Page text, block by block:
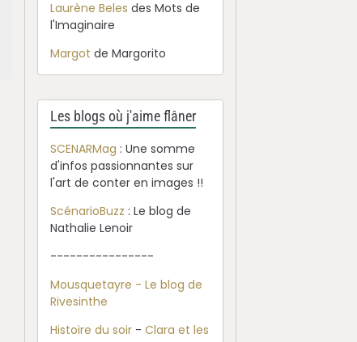
Laurène Beles des Mots de
l'Imaginaire
Margot de Margorito
Les blogs où j'aime flâner
SCENARMag : Une somme
d'infos passionnantes sur
l'art de conter en images !!
ScénarioBuzz : Le blog de
Nathalie Lenoir
----------------
Mousquetayre - Le blog de
Rivesinthe
Histoire du soir -Clara et les